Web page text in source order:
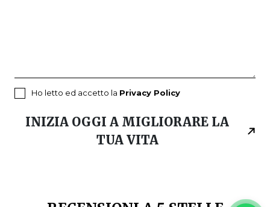
Ho letto ed accetto la Privacy Policy
INIZIA OGGI A MIGLIORARE LA
TUA VITA